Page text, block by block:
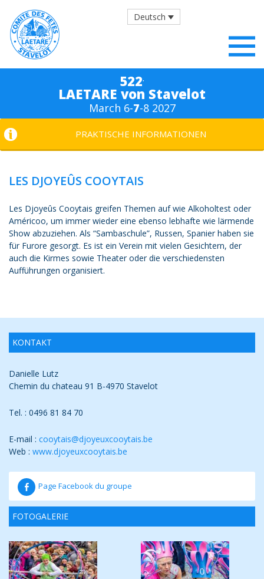
Deutsch
522.
LAETARE von Stavelot
March 6-7-8 2027
PRAKTISCHE INFORMATIONEN
LES DJOYEÛS COOYTAIS
Les Djoyeûs Cooytais greifen Themen auf wie Alkoholtest oder
Américoo, um immer wieder eine ebenso lebhafte wie lärmende
Show abzuziehen. Als “Sambaschule”, Russen, Spanier haben sie
für Furore gesorgt. Es ist ein Verein mit vielen Gesichtern, der
auch die Kirmes sowie Theater oder die verschiedensten
Aufführungen organisiert.
KONTAKT
Danielle Lutz
Chemin du chateau 91 B-4970 Stavelot
Tel. : 0496 81 84 70
E-mail : cooytais@djoyeuxcooytais.be
Web : www.djoyeuxcooytais.be
Page Facebook du groupe
FOTOGALERIE